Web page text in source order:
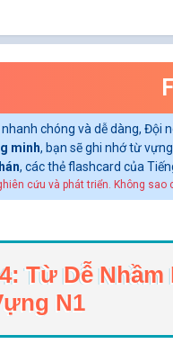
chóng và dễ dàng, Đội
minh, bạn sẽ ghi nhớ từ
, các thẻ flashcard của
cứu và phát triển. Không sao
Từ Dễ
N1